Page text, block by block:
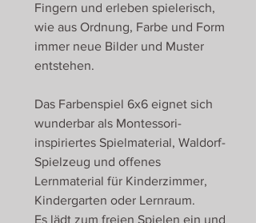
Fingern und erleben spielerisch,
wie aus Ordnung, Farbe und Form
immer neue Bilder und Muster
entstehen.
Das Farbenspiel 6x6 eignet sich
wunderbar als Montessori-
inspiriertes Spielmaterial, Waldorf-
Spielzeug und offenes
Lernmaterial für Kinderzimmer,
Kindergarten oder Lernraum.
Es lädt zum freien Spielen ein und